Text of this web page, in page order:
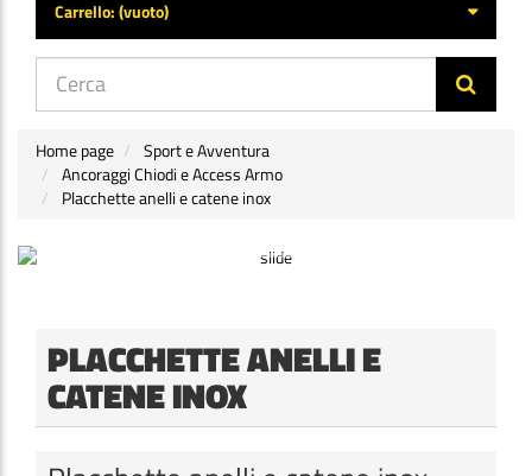
di
Carrello:(vuoto)
Home page
Sport e Avventura
Ancoraggi Chiodi e Access Armo
Placchette anelli e catene inox
PLACCHETTE ANELLI E
CATENE INOX